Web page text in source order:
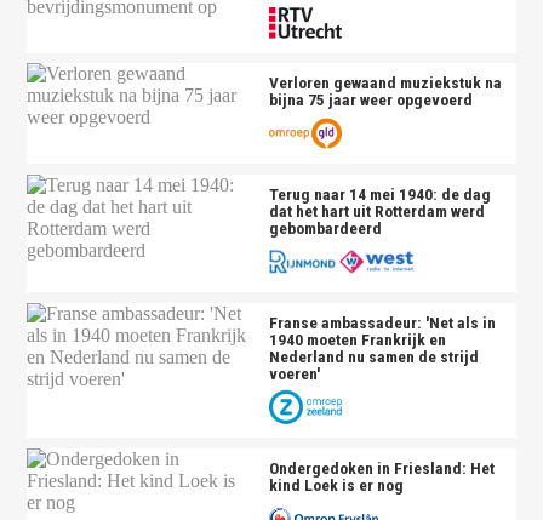
Verloren gewaand muziekstuk na
bijna 75 jaar weer opgevoerd
Terug naar 14 mei 1940: de dag
dat het hart uit Rotterdam werd
gebombardeerd
Franse ambassadeur: 'Net als in
1940 moeten Frankrijk en
Nederland nu samen de strijd
voeren'
Ondergedoken in Friesland: Het
kind Loek is er nog